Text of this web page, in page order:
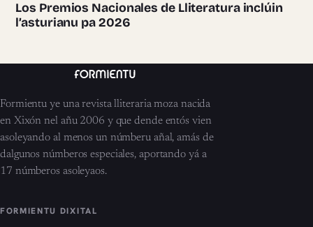
Los Premios Nacionales de Lliteratura inclúin
l’asturianu pa 2026
Formientu ye una revista lliteraria moza nacida
en Xixón nel añu 2006 y que dende entós vien
asoleyando al menos un númberu añal, amás de
dalgunos númberos especiales, aportando yá a
17 númberos asoleyaos.
FORMIENTU DIXITAL